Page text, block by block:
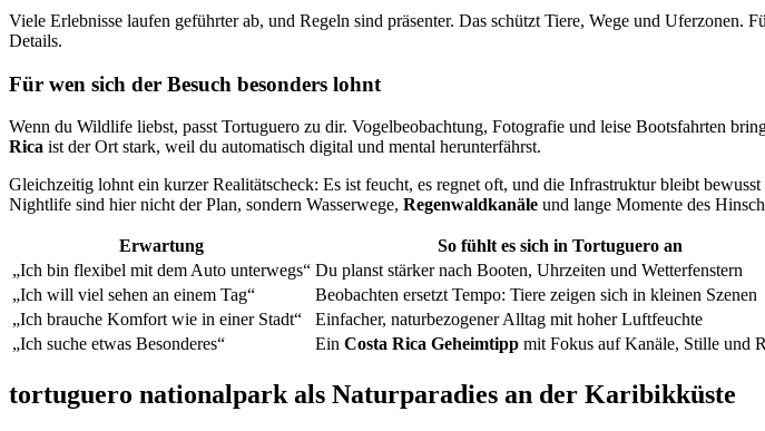
Viele Erlebnisse laufen geführter ab, und Regeln sind präsenter. Das schützt Tiere, Wege und
Details.
Für wen sich der Besuch besonders lohnt
Wenn du Wildlife liebst, passt Tortuguero zu dir. Vogelbeobachtung, Fotografie und leise Bootsfahrten
Rica ist der Ort stark, weil du automatisch digital und mental herunterfährst.
Gleichzeitig lohnt ein kurzer Realitätscheck: Es ist feucht, es regnet oft, und die Infrastruktur bleibt
Nightlife sind hier nicht der Plan, sondern Wasserwege, Regenwaldkanäle und lange Momente des
Erwartung So fühlt es sich in Tortuguero an
„Ich bin flexibel mit dem Auto unterwegs“ Du planst stärker nach Booten, Uhrzeiten und Wetterfenstern
„Ich will viel sehen an einem Tag“
Beobachten ersetzt Tempo: Tiere zeigen sich in kleinen Szenen
„Ich brauche Komfort wie in einer Stadt“
Einfacher, naturbezogener Alltag mit hoher Luftfeuchte
„Ich suche etwas Besonderes“
Ein Costa Rica Geheimtipp mit Fokus auf Kanäle, Stille und
tortuguero nationalpark als Naturparadies an der Karibikküste